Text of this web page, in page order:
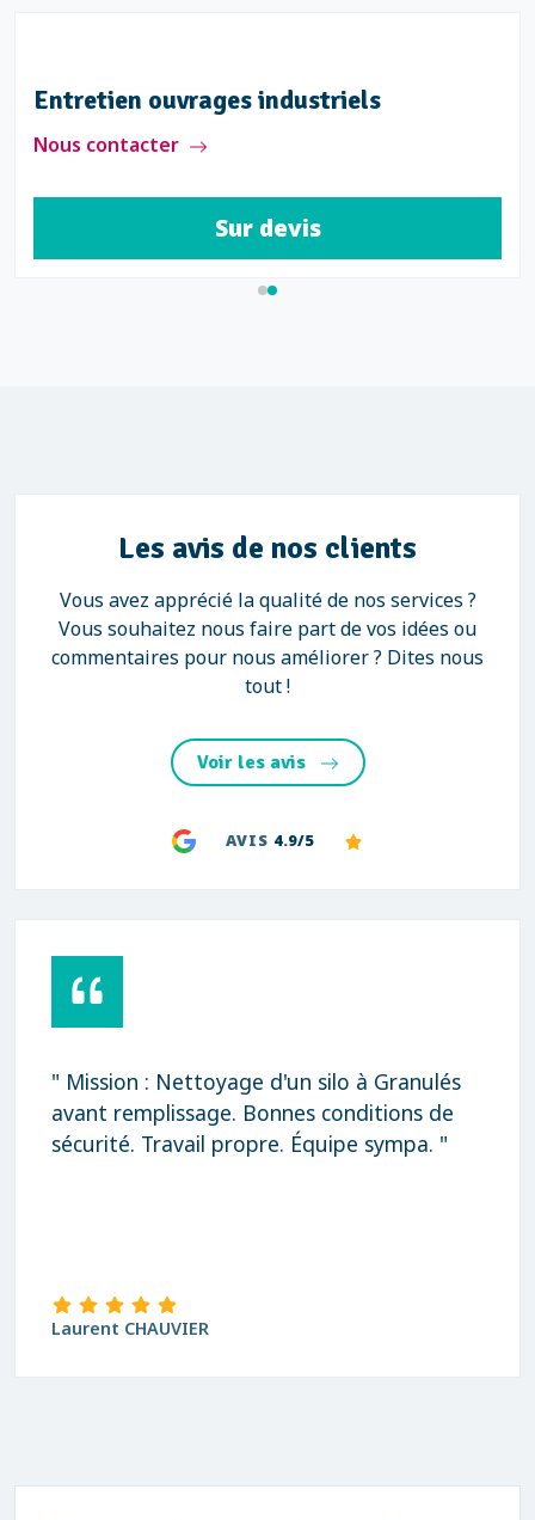
Entretien ouvrages industriels
Nous contacter
Sur devis
Les avis de nos clients
Vous avez apprécié la qualité de nos services ?
Vous souhaitez nous faire part de vos idées ou
commentaires pour nous améliorer ? Dites nous
tout !
Voir les avis
AVIS 4.9/5
" Mission : Nettoyage d'un silo à Granulés
avant remplissage. Bonnes conditions de
sécurité. Travail propre. Équipe sympa. "
Laurent CHAUVIER